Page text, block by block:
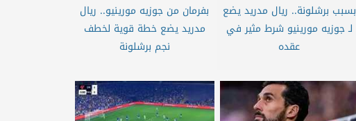
بسبب برشلونة.. ريال مدريد يضع
لـ جوزيه مورينيو شرط مثير في
عقده
بفرمان من جوزيه مورينيو.. ريال
مدريد يضع خطة قوية لخطف
نجم برشلونة